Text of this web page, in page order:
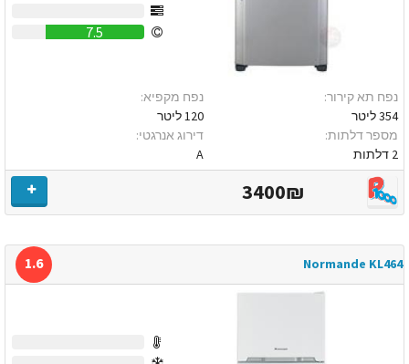
7.5
נפח תא קירור:
354 ליטר
מספר דלתות:
2 דלתות
נפח מקפיא:
120 ליטר
דירוג אנרגטי:
A
3400₪
Normande KL464
1.6